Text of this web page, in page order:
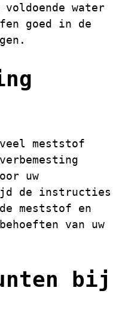
water
goed in de
meststof
uw
de instructies
meststof en
van uw
bij